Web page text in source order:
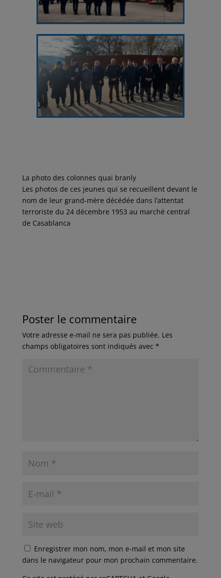
La photo des colonnes quai branly
Les photos de ces jeunes qui se recueillent devant le
nom de leur grand-mère décédée dans l’attentat
terroriste du 24 décembre 1953 au marché central
de Casablanca
Poster le commentaire
Votre adresse e-mail ne sera pas publiée. Les
champs obligatoires sont indiqués avec *
Enregistrer mon nom, mon e-mail et mon site
dans le navigateur pour mon prochain commentaire.